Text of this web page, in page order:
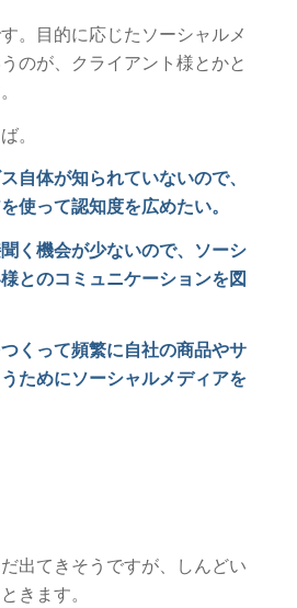
。目的に応じたソーシャルメ
のが、クライアント様とかと
。
自体が知られていないので、
使って認知度を広めたい。
く機会が少ないので、ソーシ
とのコミュニケーションを図
くって頻繁に自社の商品やサ
ためにソーシャルメディアを
出てきそうですが、しんどい
きます。